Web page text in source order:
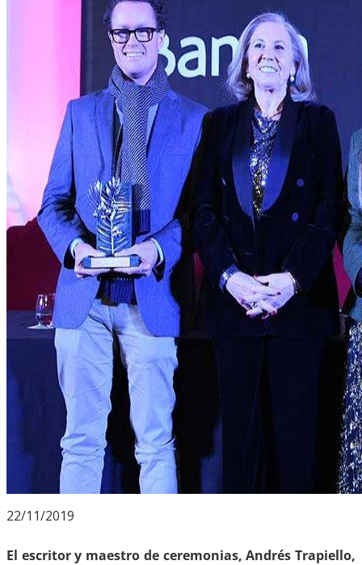
22/11/2019
El escritor y maestro de ceremonias, Andrés Trapiello,